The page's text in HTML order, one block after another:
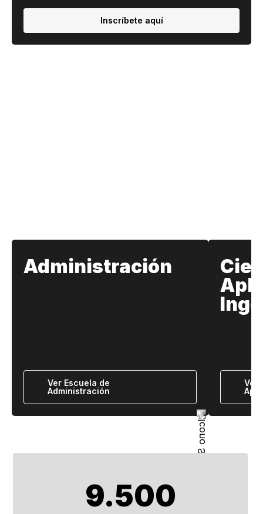
Inscríbete aquí
Administración
Ver Escuela de
Administración
Ver
9.500